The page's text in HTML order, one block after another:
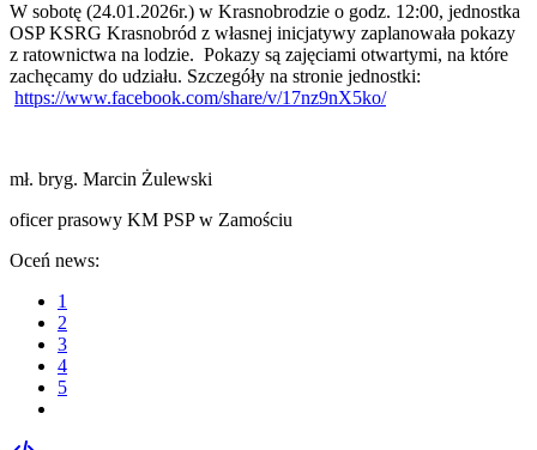
W sobotę (24.01.2026r.) w Krasnobrodzie o godz. 12:00, jednostka
OSP KSRG Krasnobród z własnej inicjatywy zaplanowała pokazy
z ratownictwa na lodzie. Pokazy są zajęciami otwartymi, na które
zachęcamy do udziału. Szczegóły na stronie jednostki:
https://www.facebook.com/share/v/17nz9nX5ko/
mł. bryg. Marcin Żulewski
oficer prasowy KM PSP w Zamościu
Oceń news:
1
2
3
4
5